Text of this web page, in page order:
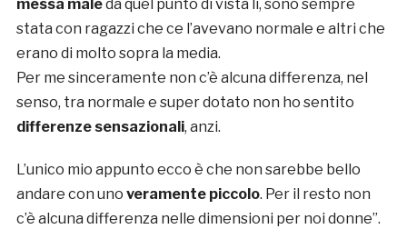
messa maleda quel punto di vista lì, sono sempre
stata con ragazzi che ce l’avevano normale e altri che
erano di molto sopra la media.
Per me sinceramente non c’è alcuna differenza, nel
senso, tra normale e super dotato non ho sentito
differenze sensazionali, anzi.
L’unico mio appunto ecco è che non sarebbe bello
andare con uno veramente piccolo. Per il resto non
c’è alcuna differenza nelle dimensioni per noi donne”.